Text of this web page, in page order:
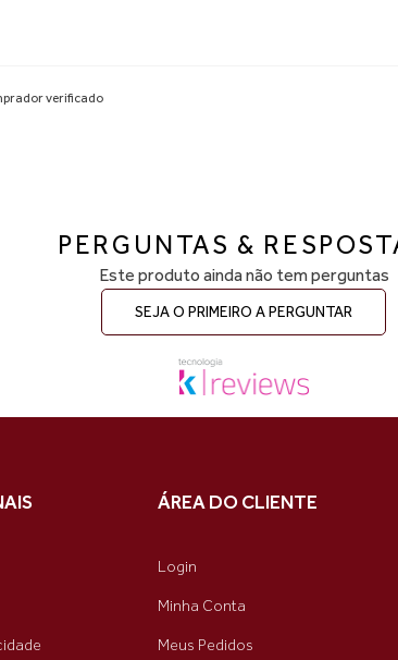
verificado
PERGUNTAS &
Este produto ainda não tem perguntas
SEJA O PRIMEIRO A PERGUNTAR
ÁREA DO CLIENTE
Login
Minha Conta
Meus Pedidos